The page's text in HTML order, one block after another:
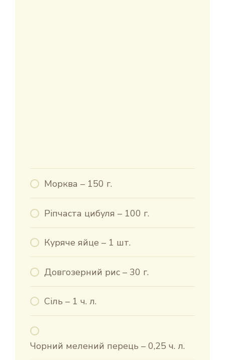
Морква – 150 г.
Ріпчаста цибуля – 100 г.
Куряче яйце – 1 шт.
Довгозерний рис – 30 г.
Сіль – 1 ч. л.
Чорний мелений перець – 0,25 ч. л.